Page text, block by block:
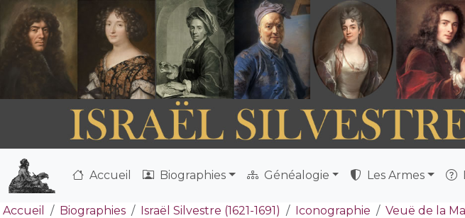
Accueil Biographies Généalogie Les Armes
Accueil Biographies Israël Silvestre (1621-1691) Iconographie Veuë de la